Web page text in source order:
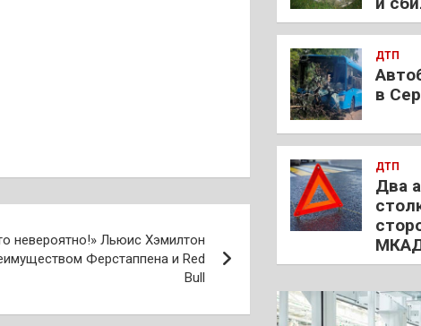
невероятно!» Льюис Хэмилтон
Ферстаппена и Red
Bull
ДТП
в
ДТП
Два